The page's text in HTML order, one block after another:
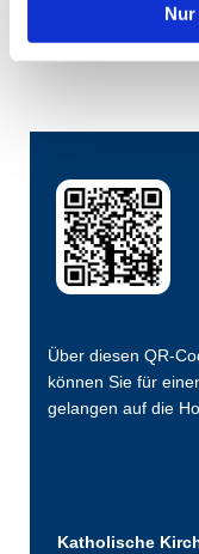
Über diesen QR-
können Sie für
gelangen auf die
Katholische